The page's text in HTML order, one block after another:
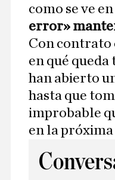
como se ve
error»
Con contrato
en qué
han abierto
hasta que
improbable
en la próxima